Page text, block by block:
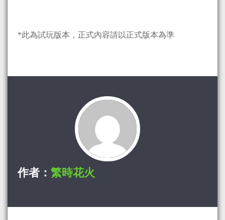
*此為試玩版本，正式內容請以正式版本為準
作者： 繁時花火